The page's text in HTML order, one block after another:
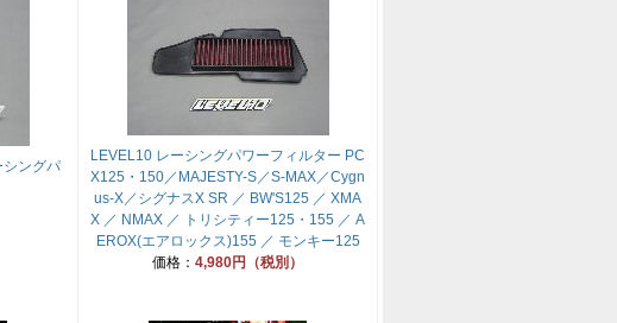
シングパ
LEVEL10 レーシングパワーフィルター PC
X125・150／MAJESTY-S／S-MAX／Cygn
us-X／シグナスX SR ／ BW'S125 ／ XMA
X ／ NMAX ／ トリシティー125・155 ／ A
EROX(エアロックス)155 ／ モンキー125
価格： 4,980円（税別）